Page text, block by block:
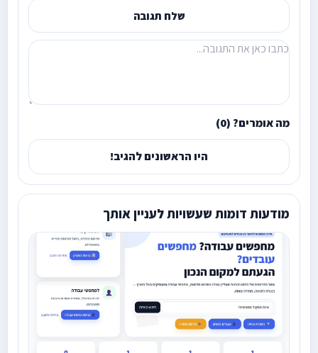
שלח תגובה
מה אומרים? (0)
היו הראשונים להגיב!
מודעות דומות שעשויות לעניין אותך